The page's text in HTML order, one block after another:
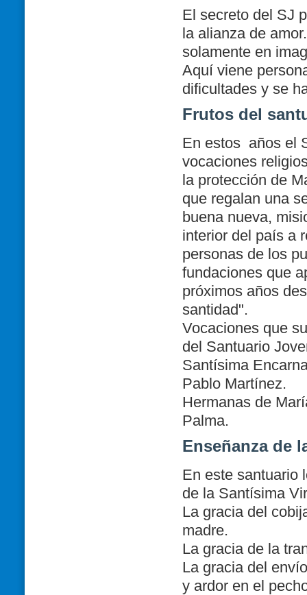
El secreto del SJ
la alianza de
solamente en
Aquí viene
dificultades y se
Frutos del
En estos años el
vocaciones
la protección de
que regalan una
buena nueva,
interior del país a
personas de los
fundaciones que
próximos años
santidad".
Vocaciones que
del Santuario
Santísima
Pablo Martínez.
Hermanas de
Palma.
Enseñanza de
En este santuario
de la Santísima
La gracia del
madre.
La gracia de la
La gracia del
y ardor en el